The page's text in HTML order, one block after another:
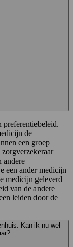
preferentiebeleid.
de
een groep
andere
een ander medicijn
medicijn geleverd
van de andere
leiden door de
Kan ik nu wel